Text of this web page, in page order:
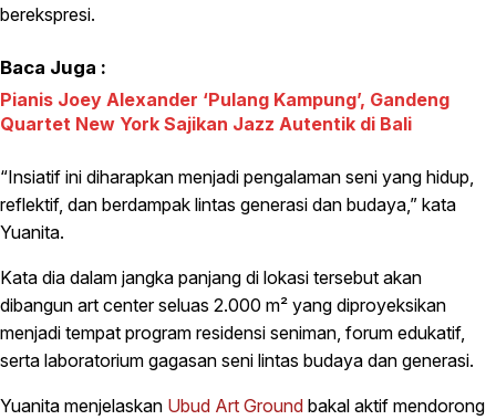
berekspresi.
Baca Juga :
Pianis Joey Alexander ‘Pulang Kampung’, Gandeng
Quartet New York Sajikan Jazz Autentik di Bali
“Insiatif ini diharapkan menjadi pengalaman seni yang hidup,
reflektif, dan berdampak lintas generasi dan budaya,” kata
Yuanita.
Kata dia dalam jangka panjang di lokasi tersebut akan
dibangun art center seluas 2.000 m² yang diproyeksikan
menjadi tempat program residensi seniman, forum edukatif,
serta laboratorium gagasan seni lintas budaya dan generasi.
Yuanita menjelaskan Ubud Art Ground bakal aktif mendorong